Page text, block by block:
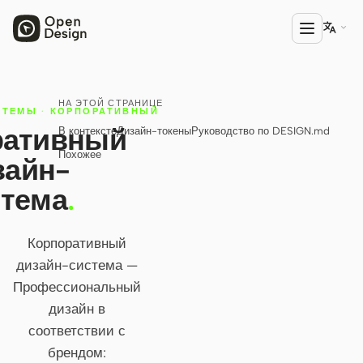
ПРОДУКТ
Open Design
HTML Anything
HTML Video
Open Design Plugin
Codex
Cursor Agent

НА ЭТОЙ СТРАНИЦЕ
В контекстеДизайн-токеныРуководство по DESIGN.md
Похожее
· КОРПОРАТИВНЫЙ
.
Корпоративный
дизайн-система —
Профессиональный
дизайн в
соответствии с
брендом: